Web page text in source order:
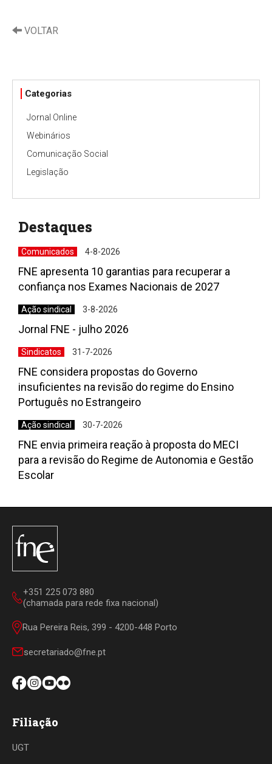
VOLTAR
Categorias
Jornal Online
Webinários
Comunicação Social
Legislação
Destaques
Comunicados 4-8-2026
FNE apresenta 10 garantias para recuperar a
confiança nos Exames Nacionais de 2027
Ação sindical 3-8-2026
Jornal FNE - julho 2026
Sindicatos 31-7-2026
FNE considera propostas do Governo
insuficientes na revisão do regime do Ensino
Português no Estrangeiro
Ação sindical 30-7-2026
FNE envia primeira reação à proposta do MECI
para a revisão do Regime de Autonomia e Gestão
Escolar
+351 225 073 880
(chamada para rede fixa nacional)
Rua Pereira Reis, 399 - 4200-448 Porto
secretariado@fne.pt
Filiação
UGT